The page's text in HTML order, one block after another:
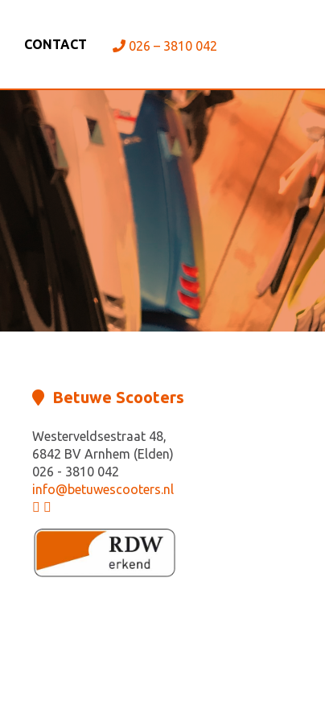
CONTACT 026 – 3810 042
Betuwe Scooters
Westerveldsestraat 48,
6842 BV Arnhem (Elden)
026 - 3810 042
info@betuwescooters.nl